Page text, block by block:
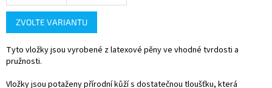
ZVOLTE VARIANTU
Tyto vložky jsou vyrobené z latexové pěny ve vhodné tvrdosti a
pružnosti.
Vložky jsou potaženy přírodní kůží s dostatečnou tloušťku, která